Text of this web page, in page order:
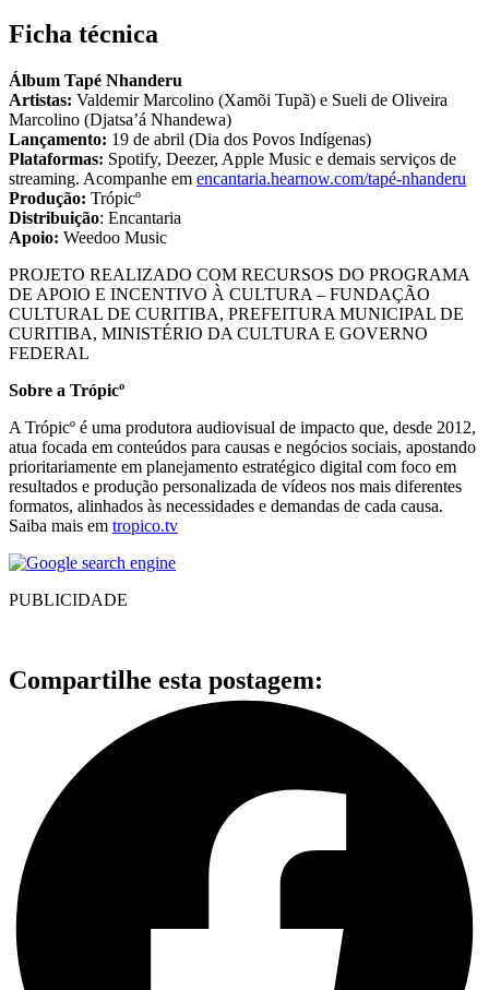
Ficha técnica
Álbum Tapé Nhanderu
Artistas: Valdemir Marcolino (Xamõi Tupã) e Sueli de Oliveira
Marcolino (Djatsa’á Nhandewa)
Lançamento: 19 de abril (Dia dos Povos Indígenas)
Plataformas: Spotify, Deezer, Apple Music e demais serviços de
streaming. Acompanhe em encantaria.hearnow.com/tapé-nhanderu
Produção: Trópicº
Distribuição: Encantaria
Apoio: Weedoo Music
PROJETO REALIZADO COM RECURSOS DO PROGRAMA
DE APOIO E INCENTIVO À CULTURA – FUNDAÇÃO
CULTURAL DE CURITIBA, PREFEITURA MUNICIPAL DE
CURITIBA, MINISTÉRIO DA CULTURA E GOVERNO
FEDERAL
Sobre a Trópicº
A Trópicº é uma produtora audiovisual de impacto que, desde 2012,
atua focada em conteúdos para causas e negócios sociais, apostando
prioritariamente em planejamento estratégico digital com foco em
resultados e produção personalizada de vídeos nos mais diferentes
formatos, alinhados às necessidades e demandas de cada causa.
Saiba mais em tropico.tv
PUBLICIDADE
Compartilhe esta postagem: